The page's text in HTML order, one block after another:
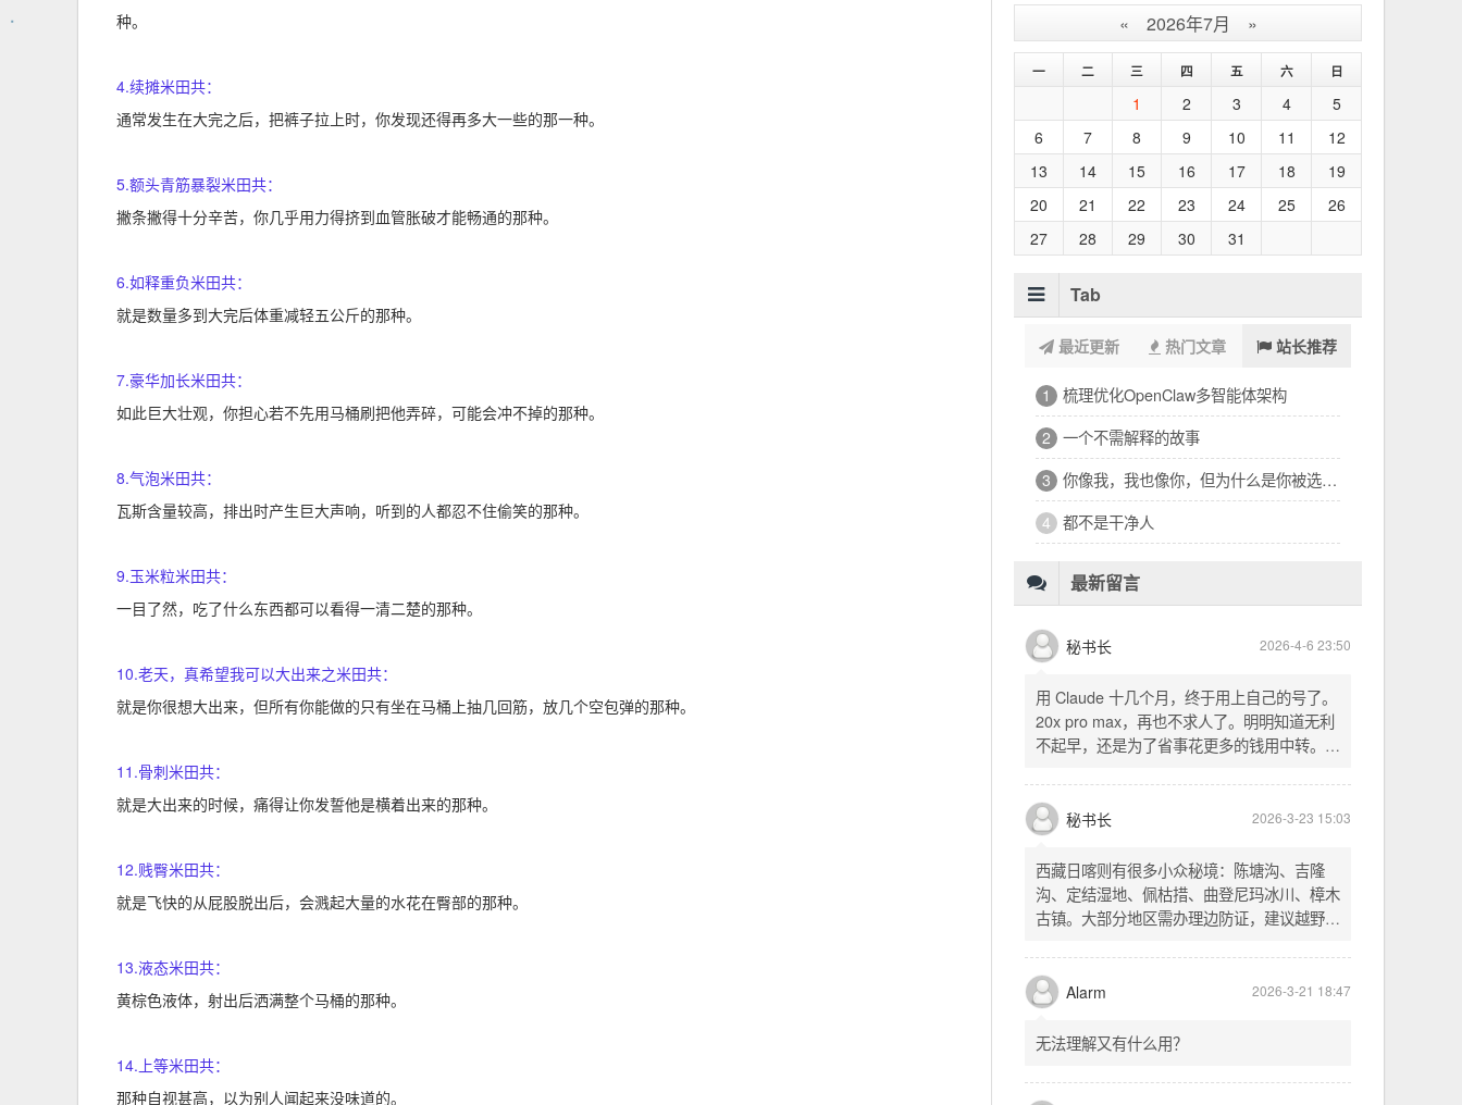
种。
4.续摊米田共：
通常发生在大完之后，把裤子拉上时，你发现还得再多大一些的那一种。
5.额头青筋暴裂米田共：
撇条撇得十分辛苦，你几乎用力得挤到血管胀破才能畅通的那种。
6.如释重负米田共：
就是数量多到大完后体重减轻五公斤的那种。
7.豪华加长米田共：
如此巨大壮观，你担心若不先用马桶刷把他弄碎，可能会冲不掉的那种。
8.气泡米田共：
瓦斯含量较高，排出时产生巨大声响，听到的人都忍不住偷笑的那种。
9.玉米粒米田共：
一目了然，吃了什么东西都可以看得一清二楚的那种。
10.老天，真希望我可以大出来之米田共：
就是你很想大出来，但所有你能做的只有坐在马桶上抽几回筋，放几个空包弹的那种。
11.骨刺米田共：
就是大出来的时候，痛得让你发誓他是横着出来的那种。
12.贱臀米田共：
就是飞快的从屁股脱出后，会溅起大量的水花在臀部的那种。
13.液态米田共：
黄棕色液体，射出后洒满整个马桶的那种。
14.上等米田共：
那种自视甚高，以为别人闻起来没味道的。
« 2026年7月 »
一 二 三 四 五 六 日
1 2 3 4
5
6
7 8 9 10 11
12
13
14 15 16 17 18
19
20
21 22 23 24 25
26
27
28 29 30 31
Tab
最近更新 热门文章 站长推荐
1 梳理优化OpenClaw多智能体架构
2 一个不需解释的故事
3 你像我，我也像你，但为什么是你被选中呢？
4 都不是干净人
最新留言
秘书长 2026-4-6 23:50
用 Claude 十几个月，终于用上自己的号了。
20x pro max，再也不求人了。明明知道无利
不起早，还是为了省事花更多的钱用中转。链
SSH 用 gost 做 HTTP+SOCKS 转换才能用
多 Agent。配置麻烦了点，设定好了后直接任
意 IP 进行 SSH 登录。畅用，值得纪念。
秘书长 2026-3-23 15:03
西藏日喀则有很多小众秘境：陈塘沟、吉隆
沟、定结湿地、佩枯措、曲登尼玛冰川、樟木
古镇。大部分地区需办理边防证，建议越野
经吉隆口岸前往加德满都，沿途风景绝美。
Alarm 2026-3-21 18:47
无法理解又有什么用？